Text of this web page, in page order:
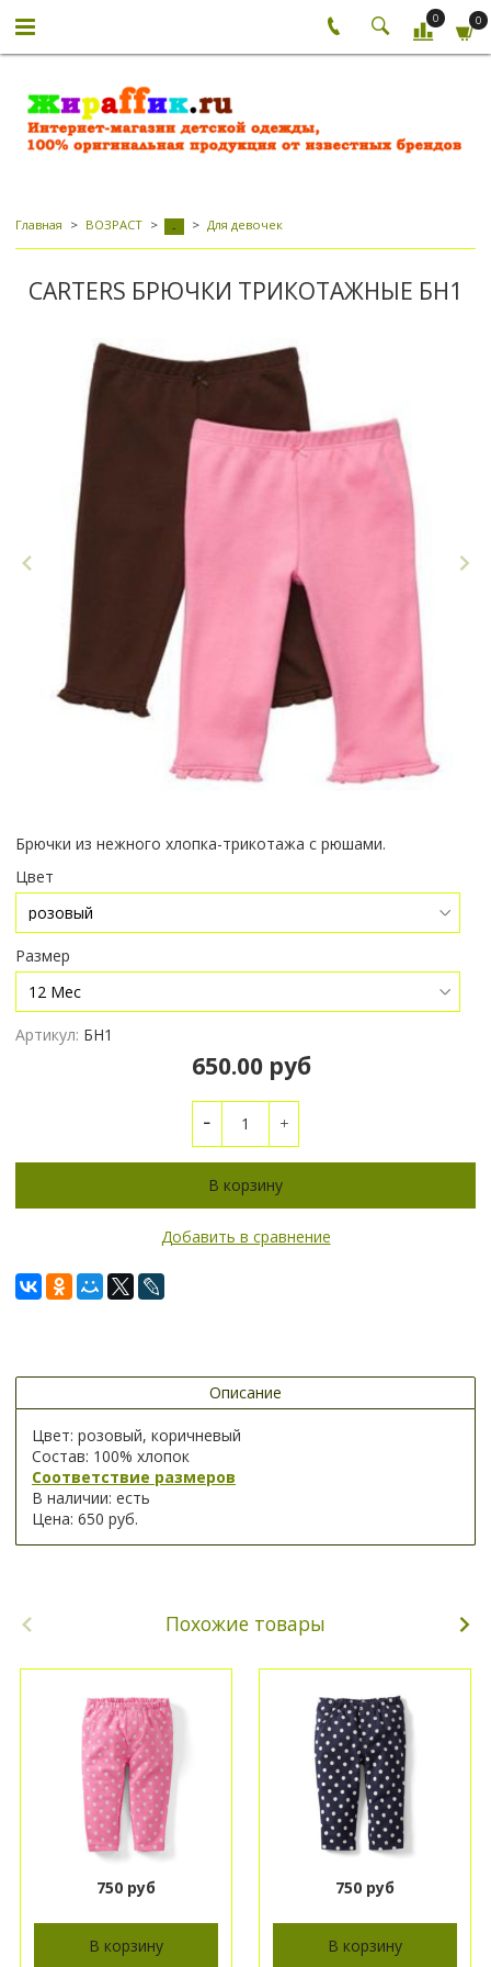
0 0
Главная ВОЗРАСТ - Для девочек
CARTERS БРЮЧКИ ТРИКОТАЖНЫЕ БН1
Брючки из нежного хлопка-трикотажа с рюшами.
Цвет
Размер
Артикул: БН1
650.00 руб
В корзину
Добавить в сравнение
Описание
Цвет: розовый, коричневый
Состав: 100% хлопок
Соответствие размеров
В наличии: есть
Цена: 650 руб.
Похожие товары
750 руб
В корзину
750 руб
В корзину